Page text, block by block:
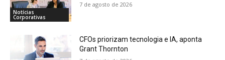
Notícias
Corporativas
7 de agosto de 2026
CFOs priorizam tecnologia e IA, aponta
Grant Thornton